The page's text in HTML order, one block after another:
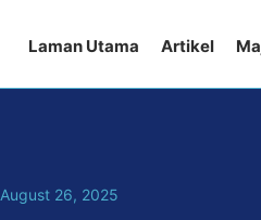
Laman Utama Artikel
August 26, 2025